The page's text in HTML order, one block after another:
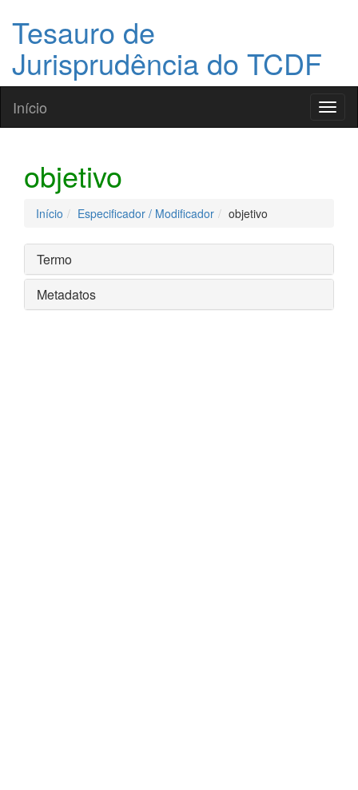
Tesauro de
Jurisprudência do TCDF
Início
objetivo
Início Especificador / Modificador objetivo
Termo
Metadatos